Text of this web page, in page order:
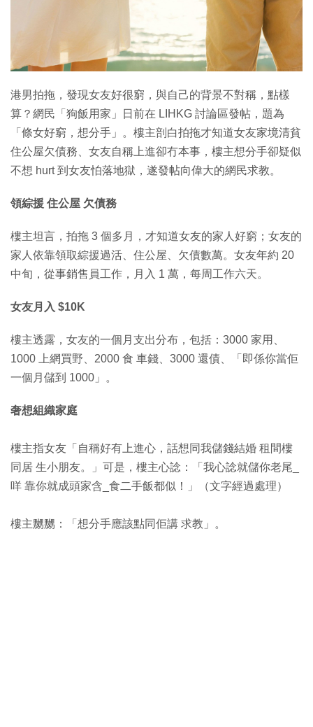
港男拍拖，發現女友好很窮，與自己的背景不對稱，點樣
算？網民「狗飯用家」日前在 LIHKG 討論區發帖，題為
「條女好窮，想分手」。樓主剖白拍拖才知道女友家境清貧
住公屋欠債務、女友自稱上進卻冇本事，樓主想分手卻疑似
不想 hurt 到女友怕落地獄，遂發帖向偉大的網民求教。
領綜援 住公屋 欠債務
樓主坦言，拍拖 3 個多月，才知道女友的家人好窮；女友的
家人依靠領取綜援過活、住公屋、欠債數萬。女友年約 20
中旬，從事銷售員工作，月入 1 萬，每周工作六天。
女友月入 $10K
樓主透露，女友的一個月支出分布，包括：3000 家用、
1000 上網買野、2000 食 車錢、3000 還債、「即係你當佢
一個月儲到 1000」。
奢想組織家庭
樓主指女友「自稱好有上進心，話想同我儲錢結婚 租間樓
同居 生小朋友。」可是，樓主心諗：「我心諗就儲你老尾_
咩 靠你就成頭家含_食二手飯都似！」（文字經過處理）
樓主嬲嬲：「想分手應該點同佢講 求教」。